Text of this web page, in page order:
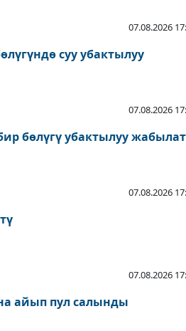
07.08.2026
суу убактылуу
07.08.2026
бөлүгү убактылуу жабылат
07.08.2026
07.08.2026
айып пул салынды